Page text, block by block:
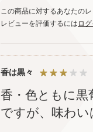
この商品に対するあなたの
レビューを評価するには ロ
香は黒々
香・色ともに
ですが、味わ